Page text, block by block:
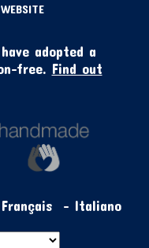
adopted a
free. Find out
Français- Italiano